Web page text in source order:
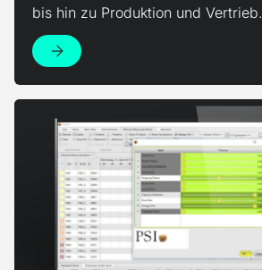
bis hin zu Produktion und Vertrieb.